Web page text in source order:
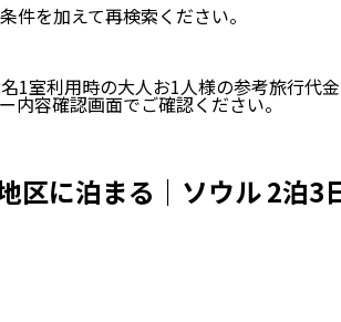
を加えて再検索ください。
名1室利用時の大人お1人様の参考旅行代金
内容確認画面でご確認ください。
区に泊まる｜ソウル 2泊3